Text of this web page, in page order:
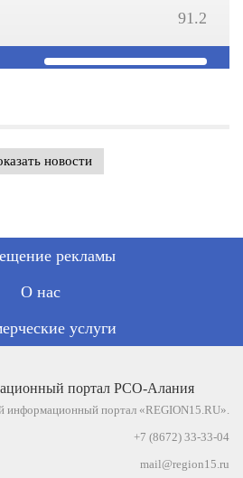
91.2
новости
рекламы
О нас
услуги
информационный портал «REGION15.RU».
+7 (8672) 33-33-04
mail@region15.ru